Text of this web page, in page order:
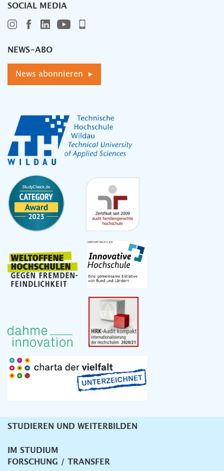
SOCIAL MEDIA
NEWS-ABO
News abonnieren ▸
Unternavigation
STUDIEREN UND WEITERBILDEN
IM STUDIUM
FORSCHUNG / TRANSFER